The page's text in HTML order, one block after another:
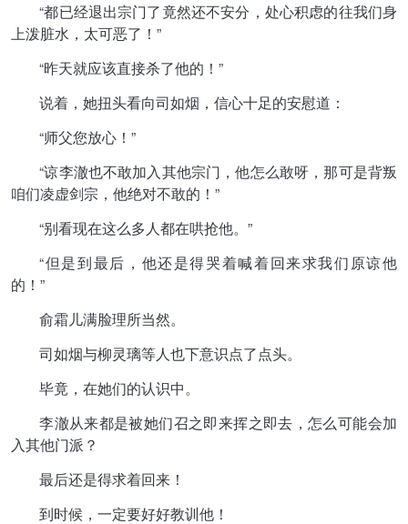
“都已经退出宗门了竟然还不安分，处心积虑的往我们身
上泼脏水，太可恶了！”
“昨天就应该直接杀了他的！”
说着，她扭头看向司如烟，信心十足的安慰道：
“师父您放心！”
“谅李澈也不敢加入其他宗门，他怎么敢呀，那可是背叛
咱们凌虚剑宗，他绝对不敢的！”
“别看现在这么多人都在哄抢他。”
“但是到最后，他还是得哭着喊着回来求我们原谅他
的！”
俞霜儿满脸理所当然。
司如烟与柳灵璃等人也下意识点了点头。
毕竟，在她们的认识中。
李澈从来都是被她们召之即来挥之即去，怎么可能会加
入其他门派？
最后还是得求着回来！
到时候，一定要好好教训他！